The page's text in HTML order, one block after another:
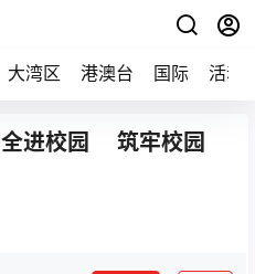
大湾区 港澳台 国际 活动
全进校园 筑牢校园